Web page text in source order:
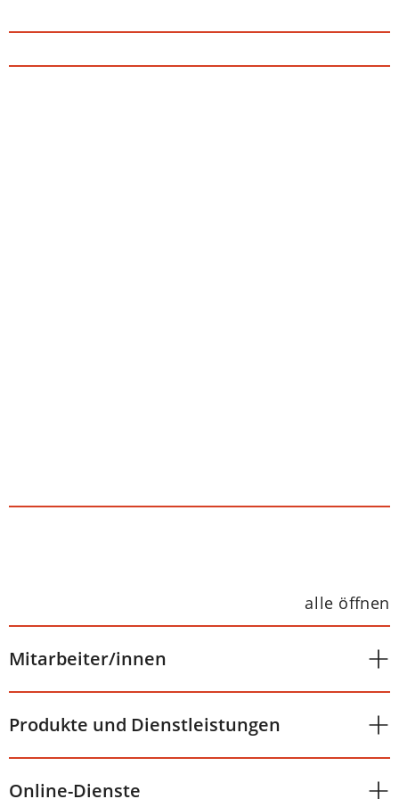
alle öffnen
Mitarbeiter/innen
Produkte und Dienstleistungen
Online-Dienste